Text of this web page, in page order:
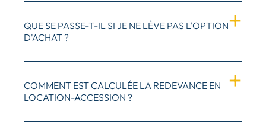
QUE SE PASSE-T-IL SI JE NE LÈVE PAS L'OPTION
D'ACHAT ?
COMMENT EST CALCULÉE LA REDEVANCE EN
LOCATION-ACCESSION ?